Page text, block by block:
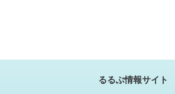
るるぶ情報サイト